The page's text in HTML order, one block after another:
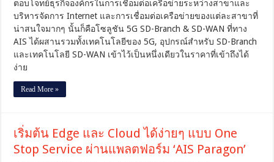
ผ่าน
Cloud
ยืดหยุ่น
มั่นคง
ตอบโจทย์ธุรกิจองค์กรในการเชื่อมต่อเครือข่ายระหว่างสาขาและ
บริหารจัดการ Internet และการเชื่อมต่อเครือข่ายของแต่ละสาขาที่
น่าสนใจมากๆ นั้นก็คือโซลูชัน 5G SD-Branch & SD-WAN ที่ทาง
AIS ได้ผสานรวมทั้งเทคโนโลยีของ 5G, อุปกรณ์สำหรับ SD-Branch
และเทคโนโลยี SD-WAN เข้าไว้เป็นหนึ่งเดียวในราคาที่เข้าถึงได้
ง่าย
Read More »
เริ่มต้น Edge และ Cloud ได้ง่ายๆ แบบ One
Stop Service ผ่านแพลตฟอร์ม ‘AIS Paragon’